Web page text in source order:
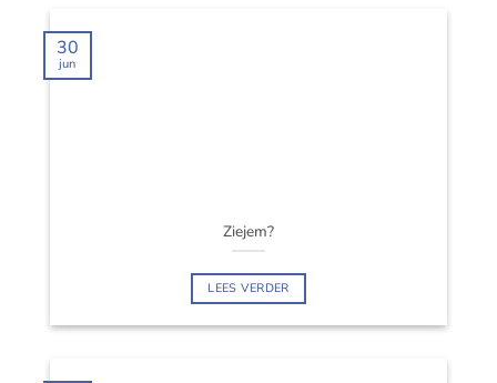
Ziejem?
LEES VERDER
30
jun